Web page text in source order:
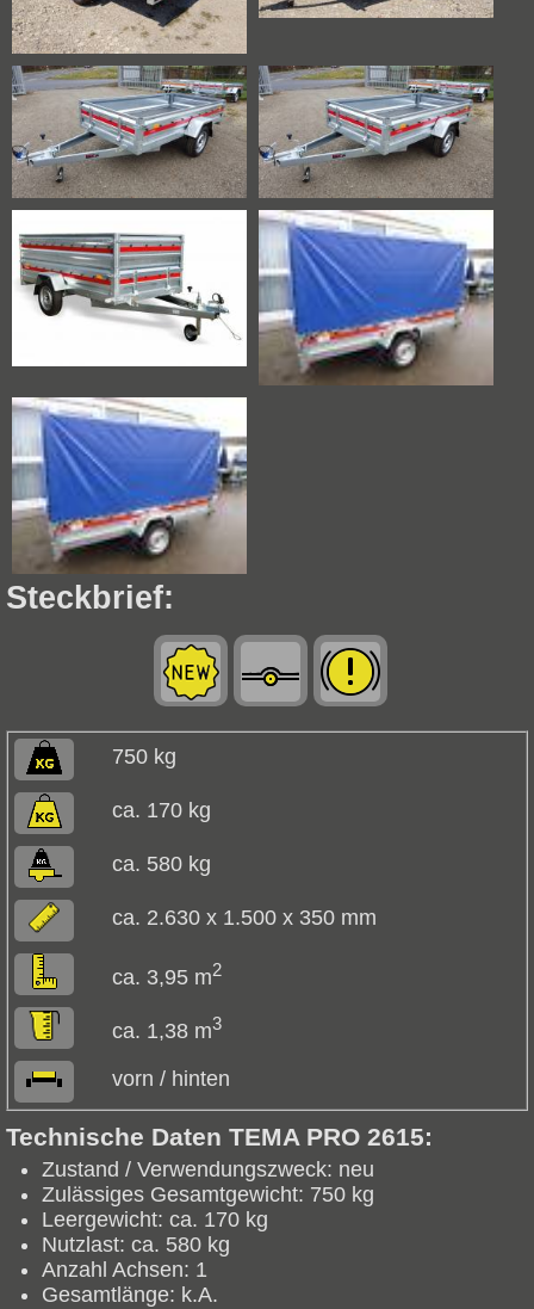
Steckbrief:
750 kg
ca. 170 kg
ca. 580 kg
ca. 2.630 x 1.500 x 350 mm
ca. 3,95 m2
ca. 1,38 m3
vorn / hinten
Technische Daten TEMA PRO 2615:
Zustand / Verwendungszweck: neu
Zulässiges Gesamtgewicht: 750 kg
Leergewicht: ca. 170 kg
Nutzlast: ca. 580 kg
Anzahl Achsen: 1
Gesamtlänge: k.A.